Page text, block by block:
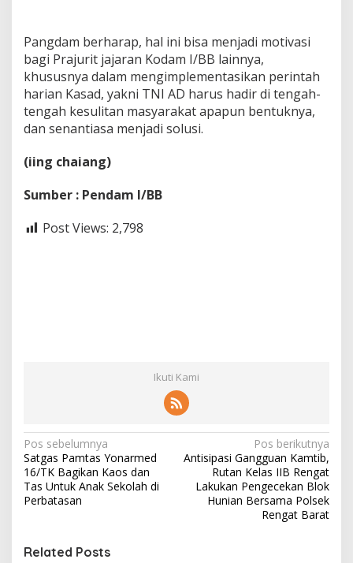
Pangdam berharap, hal ini bisa menjadi motivasi
bagi Prajurit jajaran Kodam I/BB lainnya,
khususnya dalam mengimplementasikan perintah
harian Kasad, yakni TNI AD harus hadir di tengah-
tengah kesulitan masyarakat apapun bentuknya,
dan senantiasa menjadi solusi.
(iing chaiang)
Sumber : Pendam I/BB
Post Views: 2,798
Ikuti Kami
N
a
v
i
a
Pos sebelumnya
Satgas Pamtas Yonarmed
16/TK Bagikan Kaos dan
Tas Untuk Anak Sekolah di
Perbatasan
Pos berikutnya
Antisipasi Gangguan Kamtib,
Rutan Kelas IIB Rengat
Lakukan Pengecekan Blok
Hunian Bersama Polsek
Rengat Barat
Related Posts